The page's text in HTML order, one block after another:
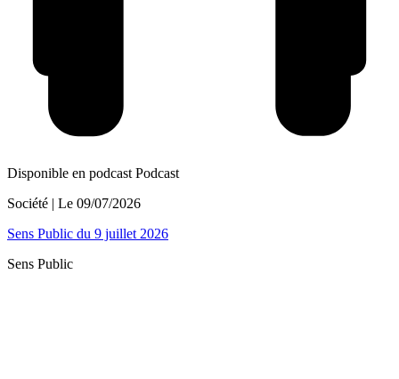
Disponible en podcast Podcast
Société | Le 09/07/2026
Sens Public du 9 juillet 2026
Sens Public